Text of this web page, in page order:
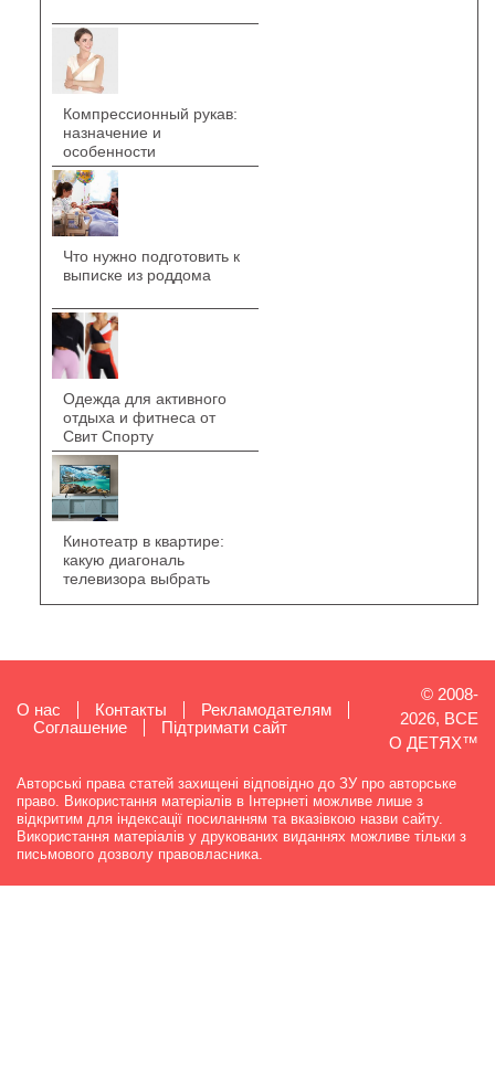
Компрессионный рукав:
назначение и
особенности
Что нужно подготовить к
выписке из роддома
Одежда для активного
отдыха и фитнеса от
Свит Спорту
Кинотеатр в квартире:
какую диагональ
телевизора выбрать
О нас Контакты
Рекламодателям
Cоглашение
Підтримати сайт
© 2008-
2026, ВСЕ
О ДЕТЯХ™
Авторські права статей захищені відповідно до ЗУ про авторське
право. Використання матеріалів в Інтернеті можливе лише з
відкритим для індексації посиланням та вказівкою назви сайту.
Використання матеріалів у друкованих виданнях можливе тільки з
письмового дозволу правовласника.